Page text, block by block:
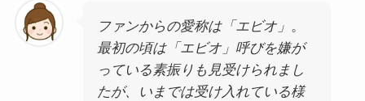
ファンからの愛称は「エビオ」 。
最初の頃は「エビオ」呼びを嫌が
っている素振りも見受けられまし
たが、いまでは受け入れている様